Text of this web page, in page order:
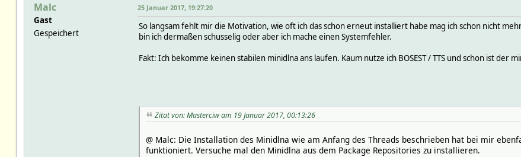
Malc
Gast
Gespeichert
25 Januar 2017, 19:27:20
So langsam fehlt mir die Motivation, wie oft ich das schon erneut installiert habe mag ich schon nicht
bin ich dermaßen schusselig oder aber ich mache einen Systemfehler.
Fakt: Ich bekomme keinen stabilen minidlna ans laufen. Kaum nutze ich BOSEST / TTS und schon ist
Zitat von: Masterciw am 19 Januar 2017, 00:13:26
@ Malc: Die Installation des Minidlna wie am Anfang des Threads beschrieben hat bei mir
funktioniert. Versuche mal den Minidlna aus dem Package Repositories zu installieren.